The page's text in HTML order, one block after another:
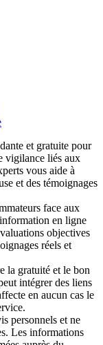
et gratuite pour
vigilance liés aux
vous aide à
et des témoignages
face aux
en ligne
objectives
réels et
la gratuité et le bon
intégrer des liens
en aucun cas le
personnels et ne
Les informations